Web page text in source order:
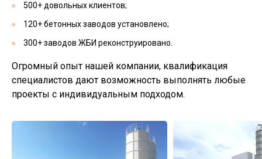
500+ довольных клиентов;
120+ бетонных заводов установлено;
300+ заводов ЖБИ реконструировано.
Огромный опыт нашей компании, квалификация
специалистов дают возможность выполнять любые
проекты с индивидуальным подходом.